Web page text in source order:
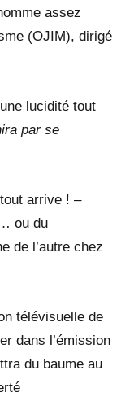
assez
(OJIM), dirigé
lucidité tout
par se
arrive ! –
ou du
de l’autre chez
télévisuelle de
dans l’émission
du baume au